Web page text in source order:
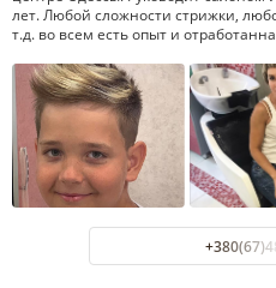
лет. Любой сложности стрижки,
т.д. во всем есть опыт и